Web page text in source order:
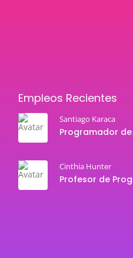
Empleos Recientes
Santiago Karaca
Cinthia Hunter